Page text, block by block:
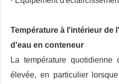
Température à l'intérieur de
d'eau en conteneur
La température
élevée, en particulier